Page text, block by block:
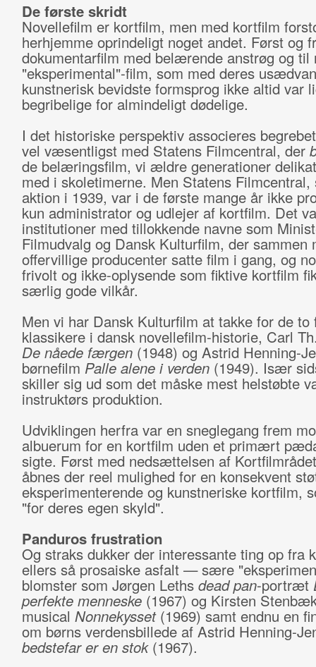
De første skridt
Novellefilm er kortfilm, men med kortfilm
herhjemme oprindeligt noget andet. Først og
dokumentarfilm med belærende anstrøg og til
"eksperimental"-film, som med deres
kunstnerisk bevidste formsprog ikke altid var
begribelige for almindeligt dødelige.
I det historiske perspektiv associeres
vel væsentligst med Statens Filmcentral, der
de belæringsfilm, vi ældre generationer
med i skoletimerne. Men Statens Filmcentral,
aktion i 1939, var i de første mange år ikke
kun administrator og udlejer af kortfilm. Det
institutioner med tillokkende navne som
Filmudvalg og Dansk Kulturfilm, der sammen
offervillige producenter satte film i gang, og
frivolt og ikke-oplysende som fiktive kortfilm
særlig gode vilkår.
Men vi har Dansk Kulturfilm at takke for de to
klassikere i dansk novellefilm-historie, Carl
De nåede færgen(1948) og Astrid Henning-
børnefilm Palle alene i verden(1949). Især
skiller sig ud som det måske mest helstøbte
instruktørs produktion.
Udviklingen herfra var en sneglegang frem
albuerum for en kortfilm uden et primært
sigte. Først med nedsættelsen af
åbnes der reel mulighed for en konsekvent
eksperimenterende og kunstneriske kortfilm,
"for deres egen skyld".
Panduros frustration
Og straks dukker der interessante ting op fra
ellers så prosaiske asfalt — sære
blomster som Jørgen Leths dead pan-portræt
perfekte menneske(1967) og Kirsten
musical Nonnekysset(1969) samt endnu en
om børns verdensbillede af Astrid Henning-
bedstefar er en stok(1967).